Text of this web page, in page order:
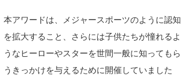
本アワードは、メジャースポーツのように認知
を拡大すること、さらには子供たちが憧れるよ
うなヒーローやスターを世間一般に知ってもら
うきっかけを与えるために開催していました
Mr.K
chappy
Romisea